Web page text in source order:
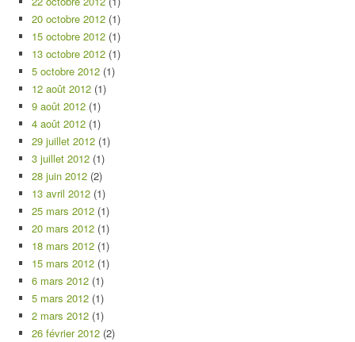
20 octobre 2012 (1)
15 octobre 2012 (1)
13 octobre 2012 (1)
5 octobre 2012 (1)
12 août 2012 (1)
9 août 2012 (1)
4 août 2012 (1)
29 juillet 2012 (1)
3 juillet 2012 (1)
28 juin 2012 (2)
13 avril 2012 (1)
25 mars 2012 (1)
20 mars 2012 (1)
18 mars 2012 (1)
15 mars 2012 (1)
6 mars 2012 (1)
5 mars 2012 (1)
2 mars 2012 (1)
26 février 2012 (2)